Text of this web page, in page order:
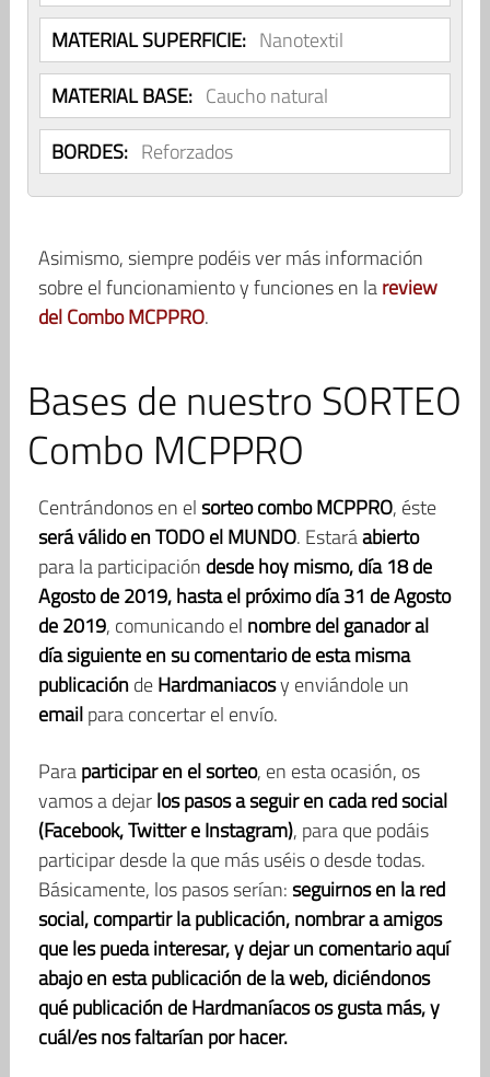
MATERIAL SUPERFICIE: Nanotextil
MATERIAL BASE: Caucho natural
BORDES: Reforzados
Asimismo, siempre podéis ver más información
sobre el funcionamiento y funciones en lareview
del Combo MCPPRO.
Bases de nuestro SORTEO
Combo MCPPRO
Centrándonos en elsorteo combo MCPPRO, éste
será válido en TODO el MUNDO. Estaráabierto
para la participación desde hoy mismo, día 18 de
Agosto de 2019, hasta el próximo día 31 de Agosto
de 2019, comunicando el nombre del ganador al
día siguiente en su comentario de esta misma
publicacióndeHardmaniacosy enviándole un
emailpara concertar el envío.
Paraparticipar en el sorteo, en esta ocasión, os
vamos a dejarlos pasos a seguir en cada red social
(Facebook, Twitter e Instagram), para que podáis
participar desde la que más uséis o desde todas.
Básicamente, los pasos serían:seguirnos en la red
social, compartir la publicación, nombrar a amigos
que les pueda interesar, y dejar un comentario aquí
abajo en esta publicación de la web, diciéndonos
qué publicación de Hardmaníacos os gusta más, y
cuál/es nos faltarían por hacer.